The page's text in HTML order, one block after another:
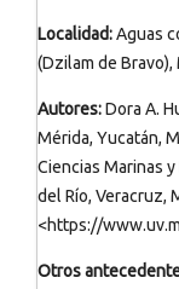
Localidad:Aguas
(Dzilam de Bravo),
Autores:Dora A.
Mérida, Yucatán,
Ciencias Marinas
del Río, Veracruz,
<https://
Otros